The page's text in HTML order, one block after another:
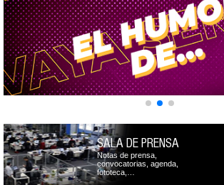
SALA DE PRENSA
Notas de prensa,
convocatorias, agenda,
fototeca,…